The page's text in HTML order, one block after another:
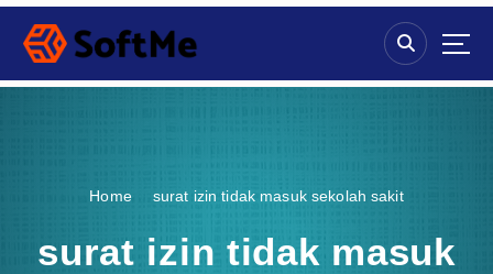
S
p
Home surat izin tidak masuk sekolah sakit
surat izin tidak masuk